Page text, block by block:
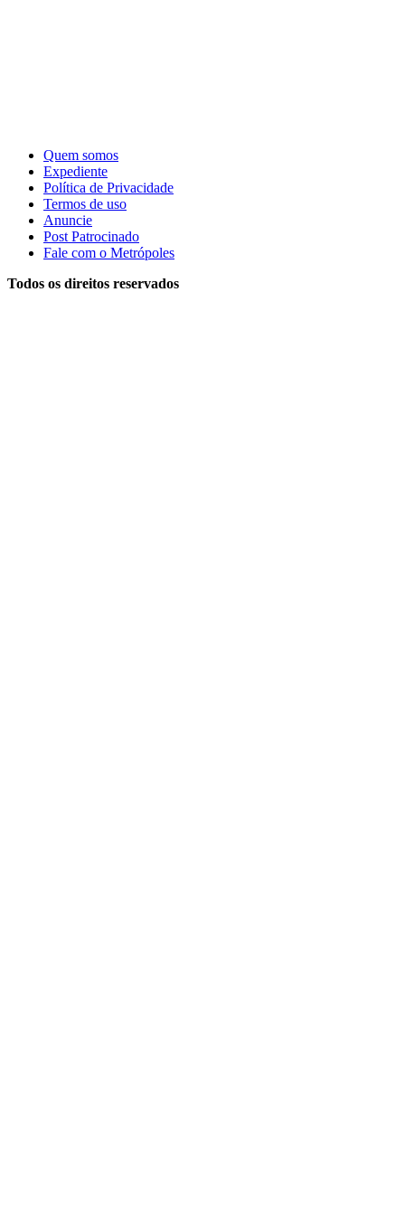
Quem somos
Expediente
Política de Privacidade
Termos de uso
Anuncie
Post Patrocinado
Fale com o Metrópoles
Todos os direitos reservados